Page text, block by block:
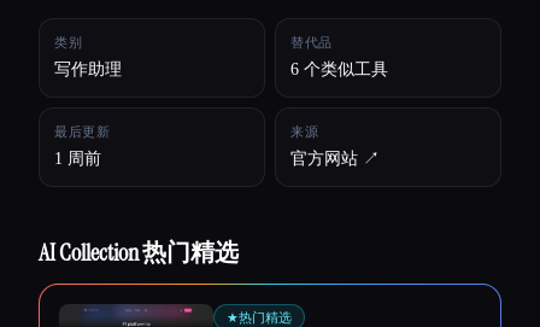
Esc
类别
写作助理
替代品
6 个类似工具
最后更新
1 周前
来源
官方网站 ↗︎
AI Collection 热门精选
★热门精选